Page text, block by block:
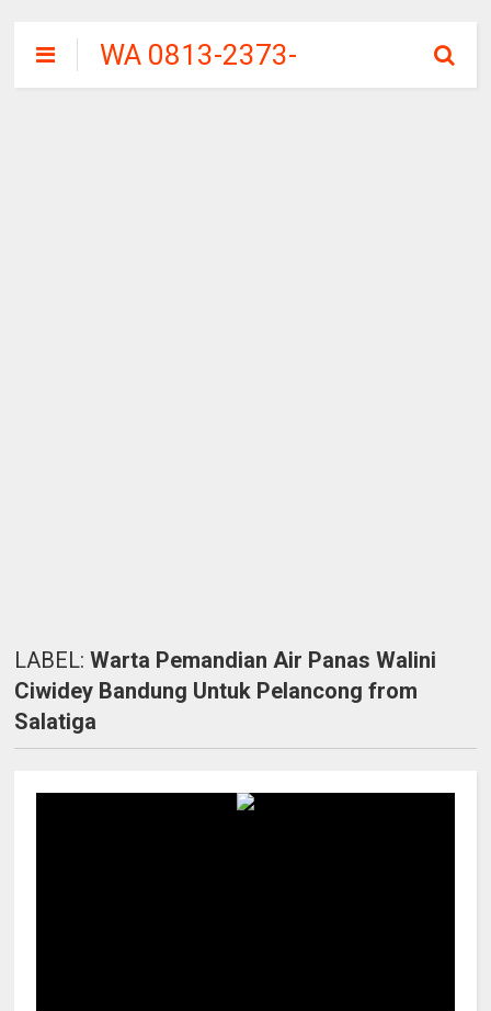
WA 0813-2373-
9973 | WALINI
LABEL:Warta Pemandian Air Panas Walini
Ciwidey Bandung Untuk Pelancong from
Salatiga